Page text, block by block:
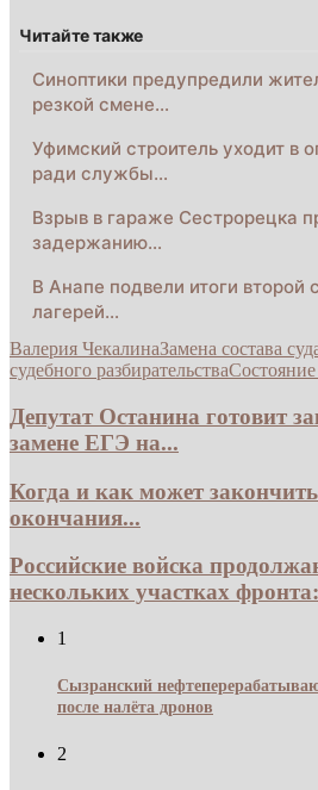
Читайте также
Синоптики предупредили
резкой смене…
Уфимский строитель уходит в
ради службы…
Взрыв в гараже Сестрорецка
задержанию…
В Анапе подвели итоги второй
лагерей…
Валерия ЧекалинаЗамена состава
судебного разбирательства
Депутат Останина готовит
замене ЕГЭ на...
Когда и как может
окончания...
Российские войска
нескольких участках
1
Сызранский
после налёта дронов
2